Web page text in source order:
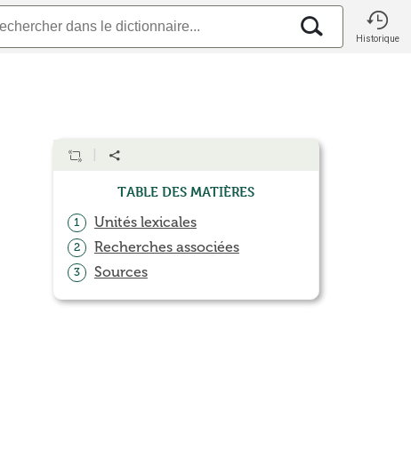
Historique
Table des matières
1 Unités lexicales
2 Recherches associées
3 Sources